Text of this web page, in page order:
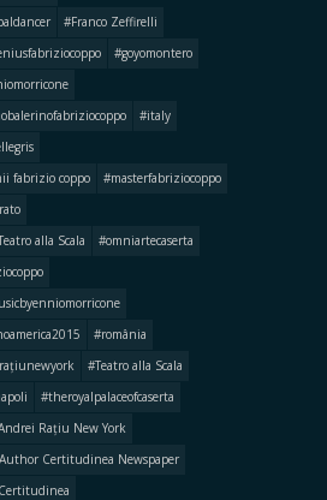
#Franco Zeffirelli
#goyomontero
#italy
fabrizio coppo
#masterfabriziocoppo
alla Scala
#omniartecaserta
#românia
#Teatro alla Scala
#theroyalpalaceofcaserta
Rațiu New York
Certitudinea Newspaper